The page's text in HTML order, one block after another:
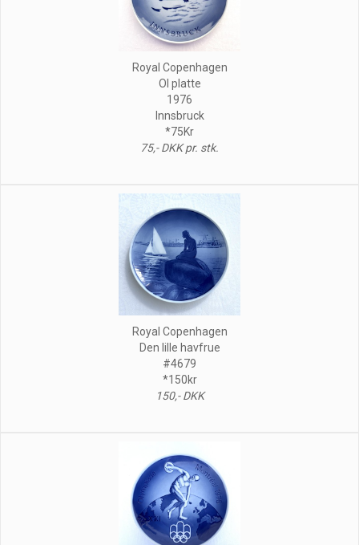
Royal Copenhagen
Ol platte
1976
Innsbruck
*75Kr
75,- DKK pr. stk.
Royal Copenhagen
Den lille havfrue
#4679
*150kr
150,- DKK